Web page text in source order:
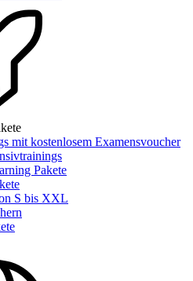
mit kostenlosem Examensvoucher
Pakete
S bis XXL